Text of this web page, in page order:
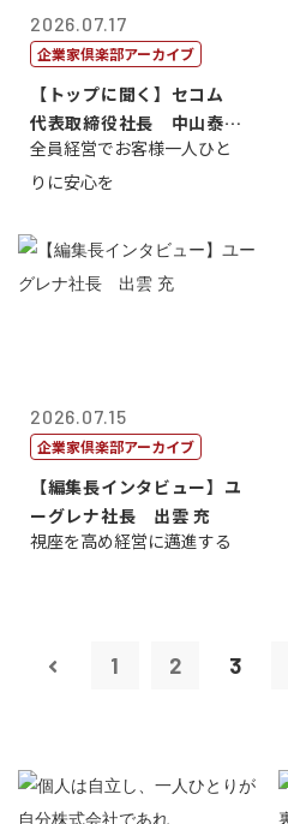
2026.07.17
企業家倶楽部アーカイブ
【トップに聞く】セコム
代表取締役社長 中山泰
男
全員経営でお客様一人ひと
りに安心を
2026.07.15
企業家倶楽部アーカイブ
【編集長インタビュー】ユ
ーグレナ社長 出雲 充
視座を高め経営に邁進する
1 2 3